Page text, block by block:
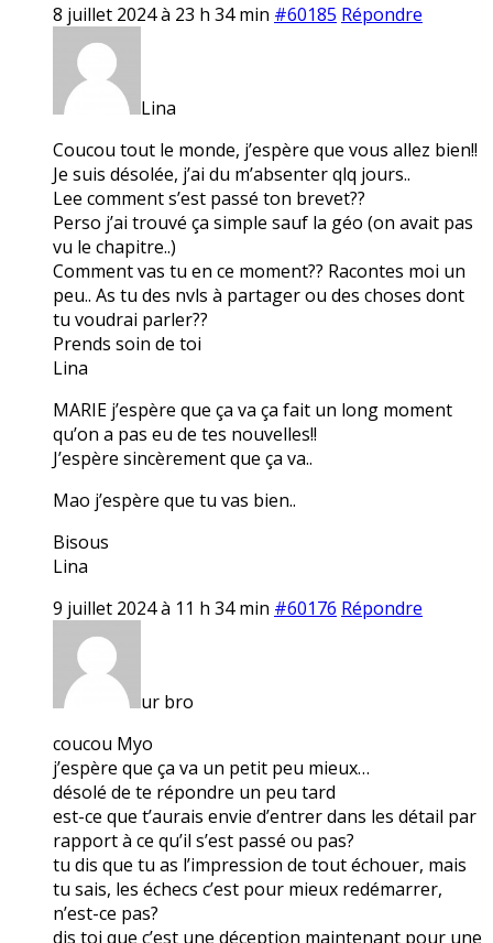
8 juillet 2024 à 23 h 34 min #60185 Répondre
Lina
Coucou tout le monde, j’espère que vous allez bien!!
Je suis désolée, j’ai du m’absenter qlq jours..
Lee comment s’est passé ton brevet??
Perso j’ai trouvé ça simple sauf la géo (on avait pas
vu le chapitre..)
Comment vas tu en ce moment?? Racontes moi un
peu.. As tu des nvls à partager ou des choses dont
tu voudrai parler??
Prends soin de toi
Lina
MARIE j’espère que ça va ça fait un long moment
qu’on a pas eu de tes nouvelles!!
J’espère sincèrement que ça va..
Mao j’espère que tu vas bien..
Bisous
Lina
9 juillet 2024 à 11 h 34 min #60176 Répondre
ur bro
coucou Myo
j’espère que ça va un petit peu mieux…
désolé de te répondre un peu tard
est-ce que t’aurais envie d’entrer dans les détail par
rapport à ce qu’il s’est passé ou pas?
tu dis que tu as l’impression de tout échouer, mais
tu sais, les échecs c’est pour mieux redémarrer,
n’est-ce pas?
dis toi que c’est une déception maintenant pour une